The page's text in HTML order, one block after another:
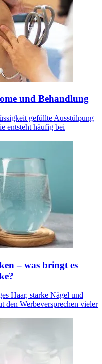
und Behandlung
gefüllte Ausstülpung
entsteht häufig bei
– was bringt es
Haar, starke Nägel und
den Werbeversprechen vieler